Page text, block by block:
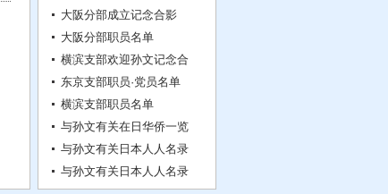
大阪分部成立记念合影
大阪分部职员名单
横滨支部欢迎孙文记念合
东京支部职员·党员名单
横滨支部职员名单
与孙文有关在日华侨一览
与孙文有关日本人人名录
与孙文有关日本人人名录